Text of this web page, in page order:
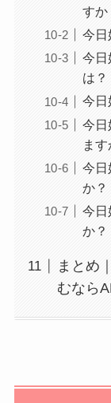
すか
今日
今日
は？
今日
今日
ます
今日
か？
今日
か？
まとめ
むなら